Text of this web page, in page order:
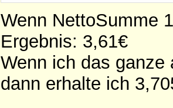
Wenn NettoSumme
Ergebnis: 3,61€
Wenn ich das ganze
dann erhalte ich